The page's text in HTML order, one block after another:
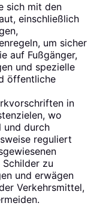
sich mit den
einschließlich
um sicher
auf Fußgänger,
und spezielle
öffentliche
in
wo
und durch
reguliert
Schilder zu
und erwägen
Verkehrsmittel,